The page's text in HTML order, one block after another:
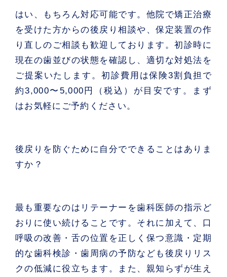
はい、もちろん対応可能です。他院で矯正治療
を受けた方からの後戻り相談や、保定装置の作
り直しのご相談も歓迎しております。初診時に
現在の歯並びの状態を確認し、適切な対処法を
ご提案いたします。初診費用は保険3割負担で
約3,000〜5,000円（税込）が目安です。まず
はお気軽にご予約ください。
後戻りを防ぐために自分でできることはありま
すか？
最も重要なのはリテーナーを歯科医師の指示ど
おりに使い続けることです。それに加えて、口
呼吸の改善・舌の位置を正しく保つ意識・定期
的な歯科検診・歯周病の予防なども後戻りリス
クの低減に役立ちます。また、親知らずが生え